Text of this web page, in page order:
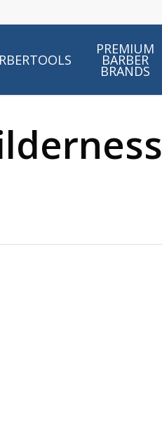
PREMIUM
BARBER
BRANDS